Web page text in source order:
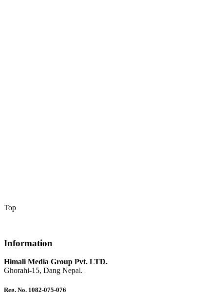
Top
Information
Himali Media Group Pvt. LTD.
Ghorahi-15, Dang Nepal.
Reg. No. 1082-075-076